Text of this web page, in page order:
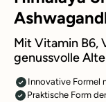
Mit Vitamin B6,
genussvolle
Innovative Formel
Praktische Form